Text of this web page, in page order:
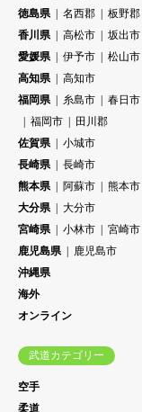
徳島県
名西郡
板野郡
香川県
高松市
坂出市
愛媛県
伊予市 松山市
高知県
高知市
福岡県
糸島市 春日市
福岡市
田川郡
佐賀県
小城市
長崎県
長崎市
熊本県
阿蘇市 熊本市
大分県
大分市
宮崎県
小林市 宮崎市
鹿児島県
鹿児島市
沖縄県
海外
オンライン
武道カテゴリー
空手
柔道